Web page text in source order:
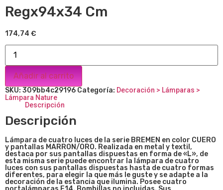
Regx94x34 Cm
174,74 €
Añadir al carrito
SKU: 309bb4c29196 Categoría: Decoración > Lámparas >
Lámpara Nature
Descripción
Descripción
Lámpara de cuatro luces de la serie BREMEN en color CUERO
y pantallas MARRON/ORO. Realizada en metal y textil,
destaca por sus pantallas dispuestas en forma de «L», de
esta misma serie puede encontrar la lámpara de cuatro
luces con sus pantallas dispuestas hasta de cuatro formas
diferentes, para elegir la que más le guste y se adapte a la
decoración de la estancia que ilumina. Posee cuatro